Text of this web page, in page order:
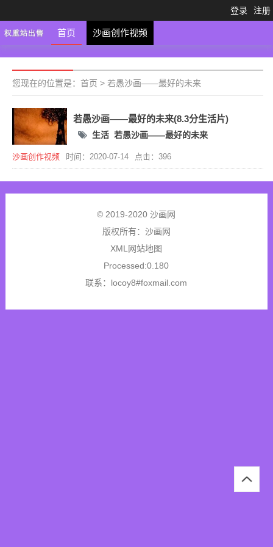
登录 注册
首页 沙画创作视频
您现在的位置是： 首页 > 若愚沙画——最好的未来
若愚沙画——最好的未来(8.3分生活片)
生活 若愚沙画——最好的未来
沙画创作视频 时间：2020-07-14 点击：396
© 2019-2020 沙画网
版权所有： 沙画网
XML网站地图
Processed:0.180
联系：locoy8#foxmail.com